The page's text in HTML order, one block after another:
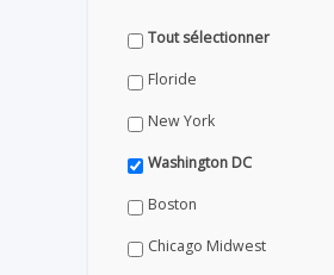
Tout sélectionner
Floride
New York
Washington DC
Boston
Chicago Midwest